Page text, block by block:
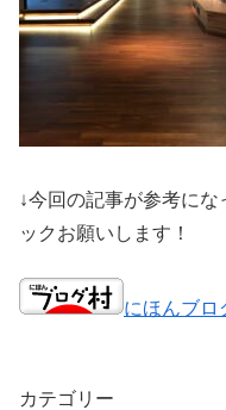
↓今回の記事が参考に
ックお願いします！
にほんブロ
カテゴリー